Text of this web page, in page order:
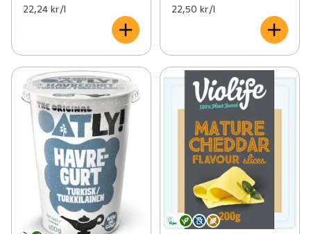
22,24 kr /l 22,50 kr /l